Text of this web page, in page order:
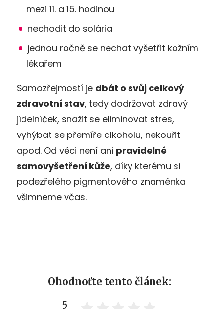
mezi 11. a 15. hodinou
nechodit do solária
jednou ročně se nechat vyšetřit kožním
lékařem
Samozřejmostí je dbát o svůj celkový
zdravotní stav, tedy dodržovat zdravý
jídelníček, snažit se eliminovat stres,
vyhýbat se přemíře alkoholu, nekouřit
apod. Od věci není ani pravidelné
samovyšetření kůže, díky kterému si
podezřelého pigmentového znaménka
všimneme včas.
Ohodnoťte tento článek:
5